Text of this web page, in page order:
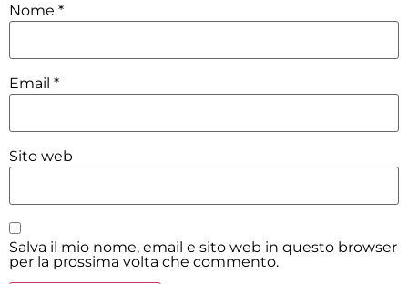
Nome *
Email *
Sito web
Salva il mio nome, email e sito web in questo browser
per la prossima volta che commento.